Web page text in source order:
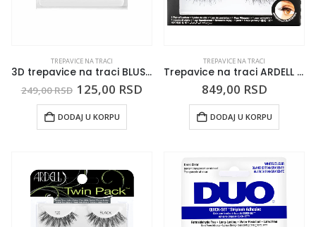
TREPAVICE NA TRACI
3D trepavice na traci BLUSH 0112
249,00RSD 125,00 RSD
DODAJ U KORPU
TREPAVICE NA TRACI
Trepavice na traci ARDELL Wispies 700
849,00 RSD
DODAJ U KORPU